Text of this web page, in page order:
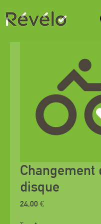
Changement
disque
24,00 €Prix